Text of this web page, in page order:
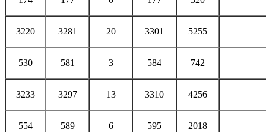
5255
3301
20
3281
3220
742
584
3
581
530
4256
3310
13
3297
3233
2018
595
6
589
554